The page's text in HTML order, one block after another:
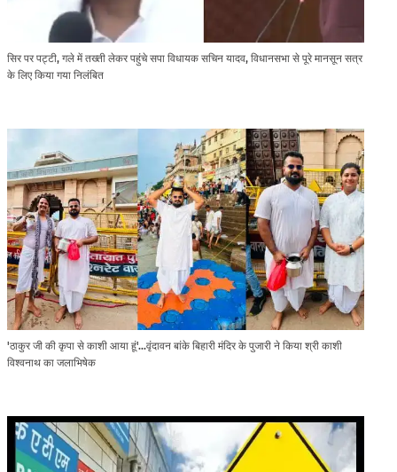
सिर पर पट्टी, गले में तख्ती लेकर पहुंचे सपा विधायक सचिन यादव, विधानसभा से पूरे मानसून सत्र
के लिए किया गया निलंबित
'ठाकुर जी की कृपा से काशी आया हूं'...वृंदावन बांके बिहारी मंदिर के पुजारी ने किया श्री काशी
विश्वनाथ का जलाभिषेक